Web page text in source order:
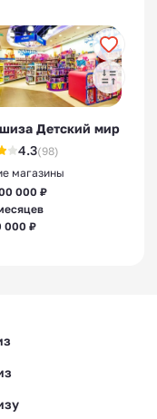
Детский мир
4.3(98)
магазины
000 ₽
000 ₽